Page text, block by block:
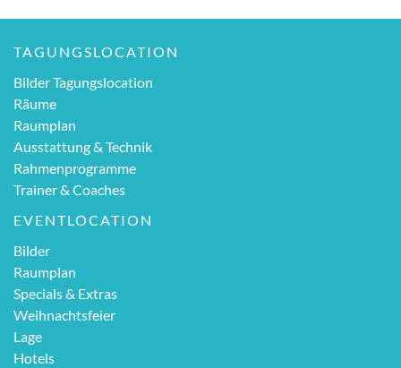
TAGUNGSLOCATION
Bilder Tagungslocation
Räume
Raumplan
Ausstattung & Technik
Rahmenprogramme
Trainer & Coaches
EVENTLOCATION
Bilder
Raumplan
Specials & Extras
Weihnachtsfeier
Lage
Hotels